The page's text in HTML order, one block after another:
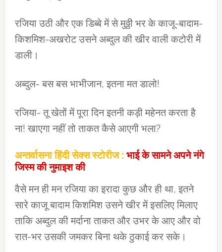
रजिया उठी और एक डिब्बे में से मुठ्ठी भर के काजू-बादाम-
किशमिश-अखरोट उसने अब्दुल की खीर वाली कटोरी में
डाली।
अब्दुल- बस बस भाभीजान, इतना मत डालो!
रजिया- तू खेतों में पूरा दिन इतनी कड़ी महेनत करता है
ना! खाएगा नहीं तो ताकत कैसे आएगी भला?
अन्तर्वासना हिंदी सेक्स स्टोरीज : भाई के सामने अपने नंगे
जिस्म की नुमाइश की
वैसे मन ही मन रजिया का इरादा कुछ और ही था, इतने
सारे काजू बादाम किशमिश उसने खीर में इसलिए मिलाए
ताकि अब्दुल की मर्दाना ताकत और उभर के आए और वो
रात-भर उसकी जमकर बिना थके ठुकाई कर सके।